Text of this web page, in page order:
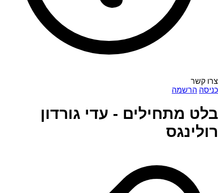
צרו קשר
כניסה הרשמה
בלט מתחילים - עדי גורדון
רולינגס